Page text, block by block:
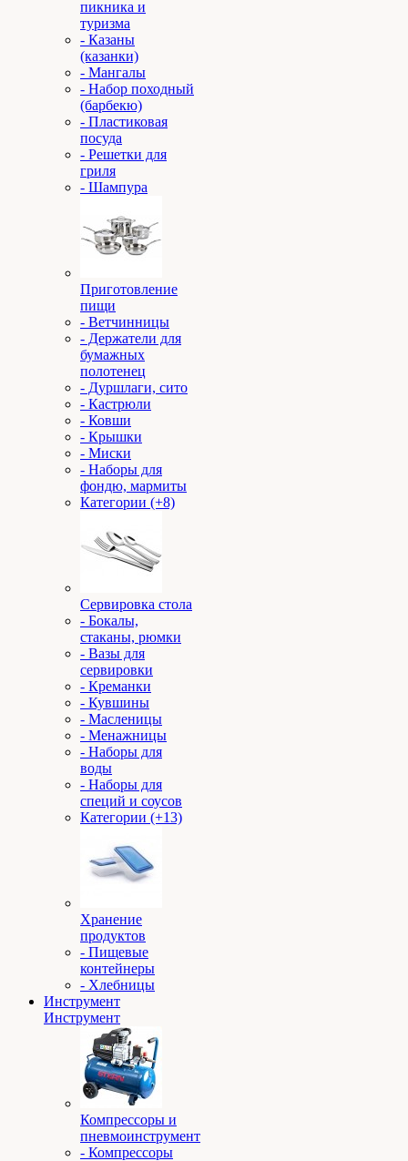
пикника и
туризма
- Казаны
(казанки)
- Мангалы
- Набор походный
(барбекю)
- Пластиковая
посуда
- Решетки для
гриля
- Шампура
Приготовление
пищи
- Ветчинницы
- Держатели для
бумажных
полотенец
- Дуршлаги, сито
- Кастрюли
- Ковши
- Крышки
- Миски
- Наборы для
фондю, мармиты
Категории (+8)
Сервировка стола
- Бокалы,
стаканы, рюмки
- Вазы для
сервировки
- Креманки
- Кувшины
- Масленицы
- Менажницы
- Наборы для
воды
- Наборы для
специй и соусов
Категории (+13)
Хранение
продуктов
- Пищевые
контейнеры
- Хлебницы
Инструмент
Инструмент
Компрессоры и
пневмоинструмент
- Компрессоры